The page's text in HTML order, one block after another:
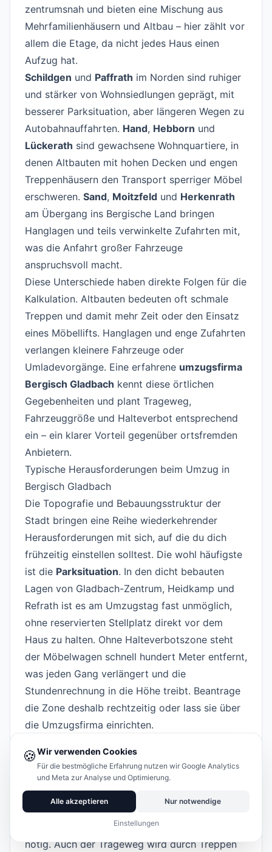
zentrumsnah und bieten eine Mischung aus
Mehrfamilienhäusern und Altbau – hier zählt vor
allem die Etage, da nicht jedes Haus einen
Aufzug hat.
Schildgen und Paffrath im Norden sind ruhiger
und stärker von Wohnsiedlungen geprägt, mit
besserer Parksituation, aber längeren Wegen zu
Autobahnauffahrten. Hand, Hebborn und
Lückerath sind gewachsene Wohnquartiere, in
denen Altbauten mit hohen Decken und engen
Treppenhäusern den Transport sperriger Möbel
erschweren. Sand, Moitzfeld und Herkenrath
am Übergang ins Bergische Land bringen
Hanglagen und teils verwinkelte Zufahrten mit,
was die Anfahrt großer Fahrzeuge
anspruchsvoll macht.
Diese Unterschiede haben direkte Folgen für die
Kalkulation. Altbauten bedeuten oft schmale
Treppen und damit mehr Zeit oder den Einsatz
eines Möbellifts. Hanglagen und enge Zufahrten
verlangen kleinere Fahrzeuge oder
Umladevorgänge. Eine erfahrene umzugsfirma
Bergisch Gladbach kennt diese örtlichen
Gegebenheiten und plant Trageweg,
Fahrzeuggröße und Halteverbot entsprechend
ein – ein klarer Vorteil gegenüber ortsfremden
Anbietern.
Typische Herausforderungen beim Umzug in
Bergisch Gladbach
Die Topografie und Bebauungsstruktur der
Stadt bringen eine Reihe wiederkehrender
Herausforderungen mit sich, auf die du dich
frühzeitig einstellen solltest. Die wohl häufigste
ist die Parksituation. In den dicht bebauten
Lagen von Gladbach-Zentrum, Heidkamp und
Refrath ist es am Umzugstag fast unmöglich,
ohne reservierten Stellplatz direkt vor dem
Haus zu halten. Ohne Halteverbotszone steht
der Möbelwagen schnell hundert Meter entfernt,
was jeden Gang verlängert und die
Stundenrechnung in die Höhe treibt. Beantrage
die Zone deshalb rechtzeitig oder lass sie über
die Umzugsfirma einrichten.
Hanglagen im Süden und Osten der Stadt, etwa
in Bensberg, Moitzfeld oder Herkenrath.
Schmale, steile Zufahrten erschweren das
Rangieren großer Fahrzeuge, und manchmal ist
ein Umladen auf einen kleineren Transporter
nötig. Auch der Trageweg wird durch Treppen
🍪Wir verwenden Cookies
Für die bestmögliche Erfahrung nutzen wir Google Analytics
und Meta zur Analyse und Optimierung.
Alle akzeptieren Nur notwendige
Einstellungen